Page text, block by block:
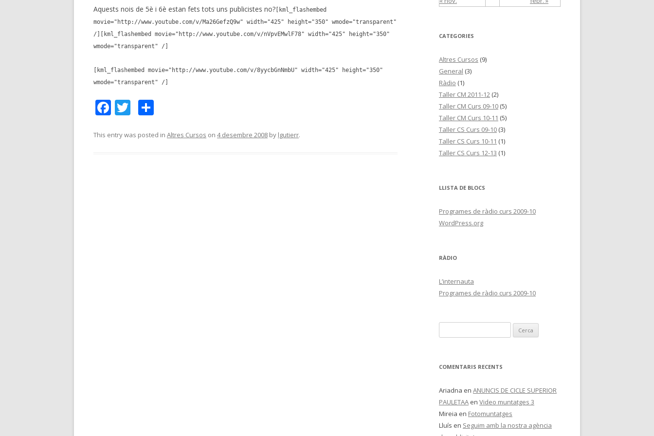
Aquests nois de 5è i 6è estan fets tots uns publicistes no? [kml_flashembed
movie="http://www.youtube.com/v/Ma26GefzQ9w" width="425" height="350" wmode="transparent"
/]
[kml_flashembed movie="http://www.youtube.com/v/nVpvEMwlF78" width="425" height="350"
wmode="transparent" /]
[kml_flashembed movie="http://www.youtube.com/v/8yycbGnNmbU" width="425" height="350"
wmode="transparent" /]
F
e
T
itt m
This entry was posted in Altres Cursos on 4 desembre 2008 by lgutierr.
CATEGORIES
Altres Cursos (9)
General (3)
Ràdio (1)
Taller CM 2011-12 (2)
Taller CM Curs 09-10 (5)
Taller CM Curs 10-11 (5)
Taller CS Curs 09-10 (3)
Taller CS Curs 10-11 (1)
Taller CS Curs 12-13 (1)
LLISTA DE BLOCS
Programes de ràdio curs 2009-10
WordPress.org
RÀDIO
L’internauta
Programes de ràdio curs 2009-10
e
c
COMENTARIS RECENTS
Ariadna en ANUNCIS DE CICLE SUPERIOR
PAULETAA en Video muntatges 3
Mireia en Fotomuntatges
Lluís en Seguim amb la nostra agència